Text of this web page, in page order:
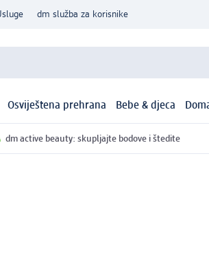
dm služba za korisnike
Osviještena prehrana Bebe & djeca
dm active beauty: skupljajte bodove i štedite